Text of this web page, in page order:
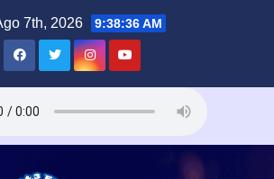
7th, 2026 9:38:38 AM